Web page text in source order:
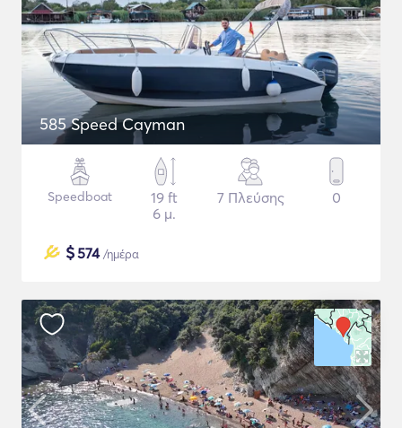
585 Speed Cayman
Speedboat
19 ft
6 μ.
7 Πλεύσης 0
$574/ημέρα